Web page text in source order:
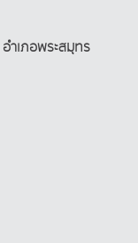
อำเภอพระสมุทร